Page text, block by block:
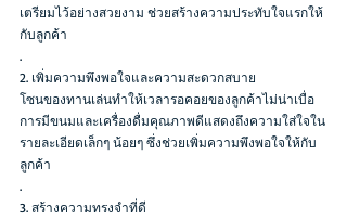
เตรียมไว้อย่างสวยงาม ช่วยสร้างความประทับใจแรกให้
กับลูกค้า
.
2. เพิ่มความพึงพอใจและความสะดวกสบาย
โซนของทานเล่นทำให้เวลารอคอยของลูกค้าไม่น่าเบื่อ
การมีขนมและเครื่องดื่มคุณภาพดีแสดงถึงความใส่ใจใน
รายละเอียดเล็กๆ น้อยๆ ซึ่งช่วยเพิ่มความพึงพอใจให้กับ
ลูกค้า
.
3. สร้างความทรงจำที่ดี